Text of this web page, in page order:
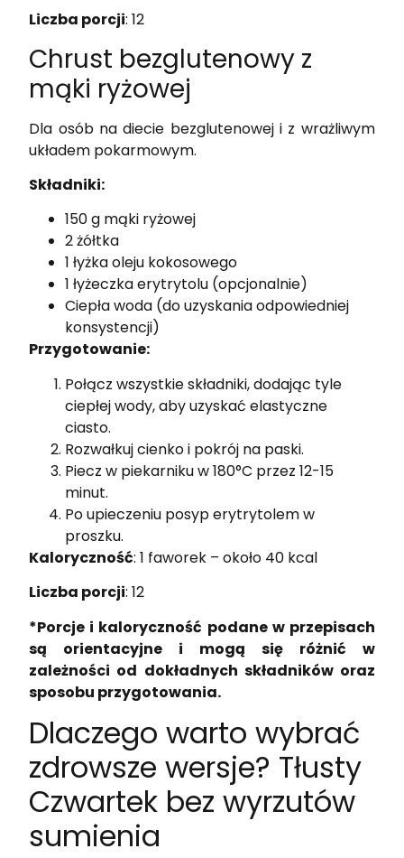
Liczba porcji: 12
Chrust bezglutenowy z
mąki ryżowej
Dla osób na diecie bezglutenowej i z wrażliwym
układem pokarmowym.
Składniki:
150 g mąki ryżowej
2 żółtka
1 łyżka oleju kokosowego
1 łyżeczka erytrytolu (opcjonalnie)
Ciepła woda (do uzyskania odpowiedniej
konsystencji)
Przygotowanie:
Połącz wszystkie składniki, dodając tyle
ciepłej wody, aby uzyskać elastyczne
ciasto.
Rozwałkuj cienko i pokrój na paski.
Piecz w piekarniku w 180°C przez 12-15
minut.
Po upieczeniu posyp erytrytolem w
proszku.
Kaloryczność: 1 faworek – około 40 kcal
Liczba porcji: 12
*Porcje i kaloryczność podane w przepisach
są orientacyjne i mogą się różnić w
zależności od dokładnych składników oraz
sposobu przygotowania.
Dlaczego warto wybrać
zdrowsze wersje? Tłusty
Czwartek bez wyrzutów
sumienia